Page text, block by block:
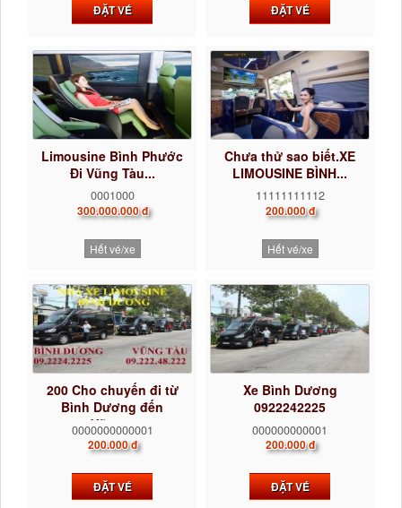
ĐẶT VÉ ĐẶT VÉ
Limousine Bình Phước
Đi Vũng Tàu...
0001000
300.000.000 đ
Hết vé/xe
Chưa thử sao biết.XE
LIMOUSINE BÌNH...
11111111112
200.000 đ
Hết vé/xe
200 Cho chuyến đi từ
Bình Dương đến
Vũng...
0000000000001
200.000 đ
ĐẶT VÉ
Xe Bình Dương
0922242225
000000000001
200.000 đ
ĐẶT VÉ